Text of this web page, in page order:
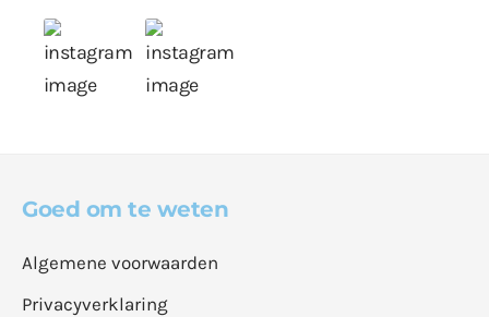
Goed om te weten
Algemene voorwaarden
Privacyverklaring